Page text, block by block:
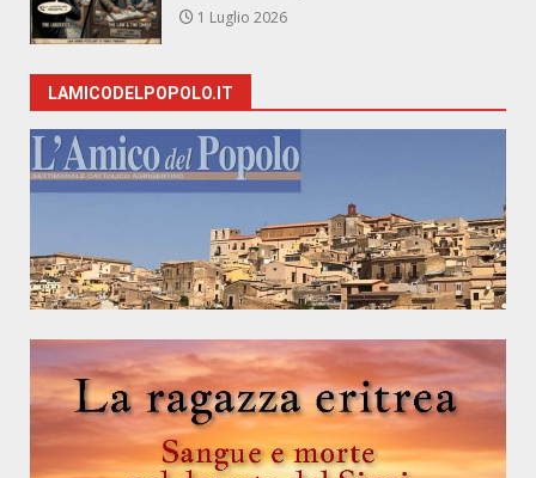
1 Luglio 2026
LAMICODELPOPOLO.IT